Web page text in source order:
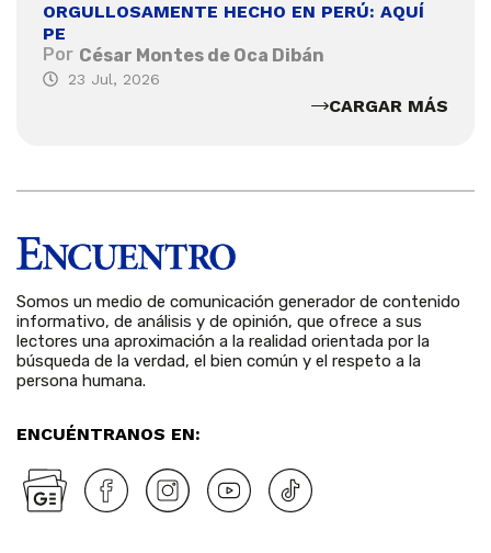
ORGULLOSAMENTE HECHO EN PERÚ: AQUÍ
PE
Por César Montes de Oca Dibán
23 Jul, 2026
CARGAR MÁS
Somos un medio de comunicación generador de contenido
informativo, de análisis y de opinión, que ofrece a sus
lectores una aproximación a la realidad orientada por la
búsqueda de la verdad, el bien común y el respeto a la
persona humana.
ENCUÉNTRANOS EN: